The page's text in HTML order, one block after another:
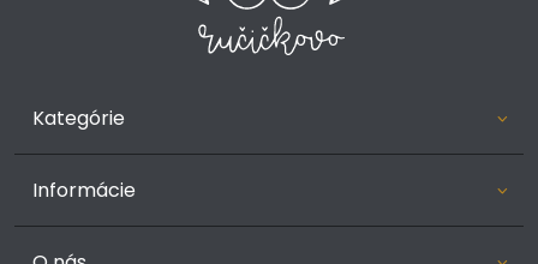
Kategórie
Informácie